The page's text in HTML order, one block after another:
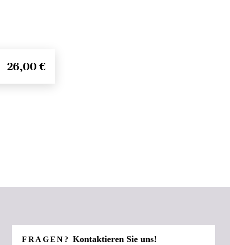
26,00 €
FRAGEN?Kontaktieren Sie uns!